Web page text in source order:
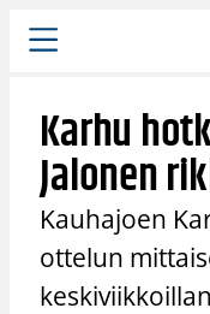
Siirry
sisältöön
Karhu
Jalonen
Kauhajoen
ottelun